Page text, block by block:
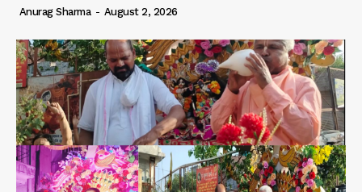
Anurag Sharma - August 2, 2026